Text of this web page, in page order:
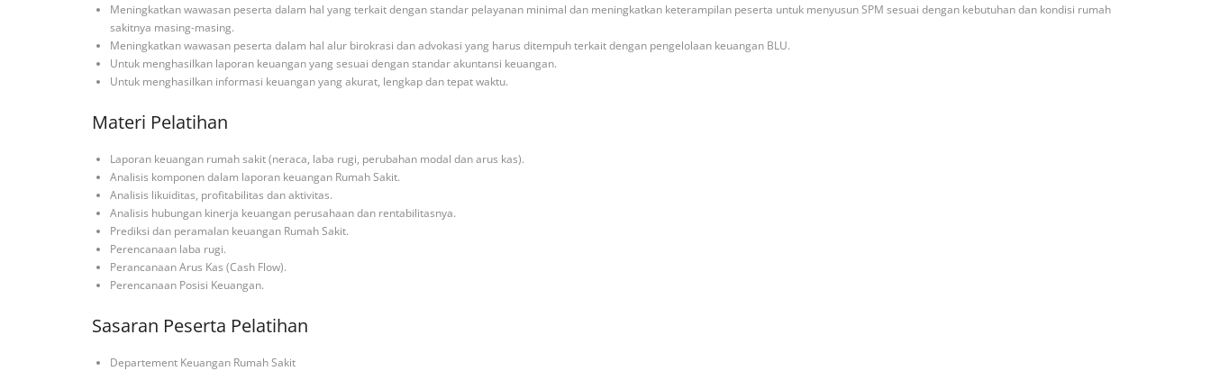
Meningkatkan wawasan peserta dalam hal yang terkait dengan standar pelayanan minimal dan meningkatkan keterampilan peserta untuk menyusun SPM sesuai dengan kebutuhan dan kondisi rumah
sakitnya masing-masing.
Meningkatkan wawasan peserta dalam hal alur birokrasi dan advokasi yang harus ditempuh terkait dengan pengelolaan keuangan BLU.
Untuk menghasilkan laporan keuangan yang sesuai dengan standar akuntansi keuangan.
Untuk menghasilkan informasi keuangan yang akurat, lengkap dan tepat waktu.
Materi Pelatihan
Laporan keuangan rumah sakit (neraca, laba rugi, perubahan modal dan arus kas).
Analisis komponen dalam laporan keuangan Rumah Sakit.
Analisis likuiditas, profitabilitas dan aktivitas.
Analisis hubungan kinerja keuangan perusahaan dan rentabilitasnya.
Prediksi dan peramalan keuangan Rumah Sakit.
Perencanaan laba rugi.
Perancanaan Arus Kas (Cash Flow).
Perencanaan Posisi Keuangan.
Sasaran Peserta Pelatihan
Departement Keuangan Rumah Sakit